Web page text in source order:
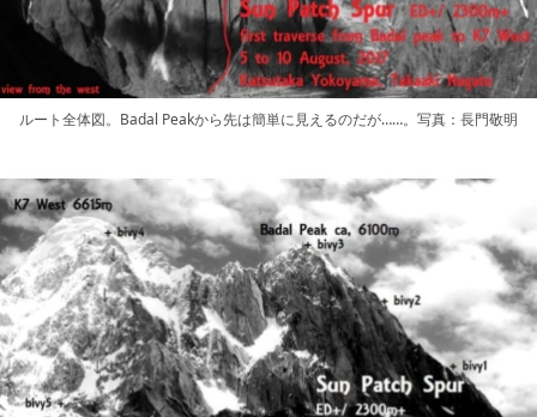
ルート全体図。Badal Peakから先は簡単に見えるのだが……。写真：長門敬明